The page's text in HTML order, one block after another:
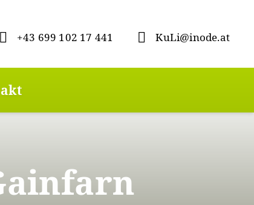
KuLi@inode.at
+43 699 102 17 441